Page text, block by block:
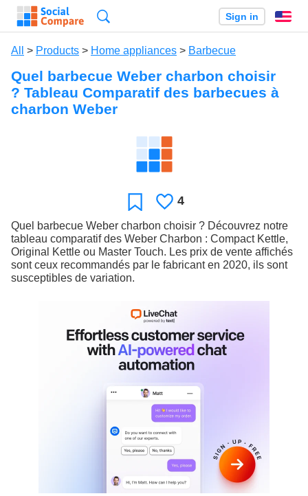
Sign in
All > Products > Home appliances > Barbecue
Quel barbecue Weber charbon choisir
? Tableau Comparatif des barbecues à
charbon Weber
FavoriteLikes
4
Quel barbecue Weber charbon choisir ? Découvrez notre
tableau comparatif des Weber Charbon : Compact Kettle,
Original Kettle ou Master Touch. Les prix de vente affichés
sont ceux recommandés par le fabricant en 2020, ils sont
susceptibles de variation.